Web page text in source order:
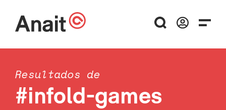
Resultados de
#infold-games